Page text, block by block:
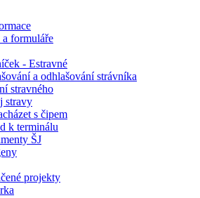
formuláře
- Estravné
a odhlašování strávníka
stravného
stravy
s čipem
k terminálu
ŠJ
projekty